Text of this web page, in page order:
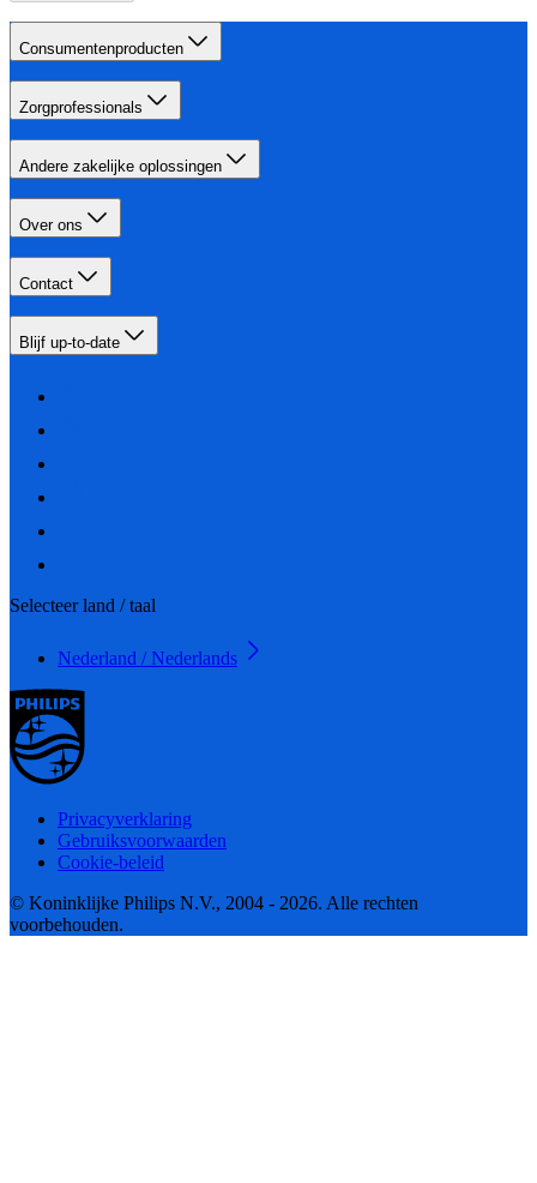
Consumentenproducten
Zorgprofessionals
Andere zakelijke oplossingen
Over ons
Contact
Blijf up-to-date
Selecteer land / taal
Nederland / Nederlands
Privacyverklaring
Gebruiksvoorwaarden
Cookie-beleid
© Koninklijke Philips N.V., 2004 - 2026. Alle rechten
voorbehouden.